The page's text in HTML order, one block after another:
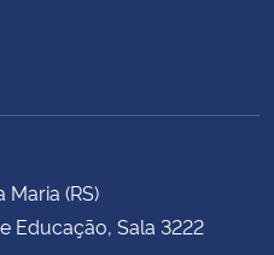
(RS)
Educação, Sala 3222